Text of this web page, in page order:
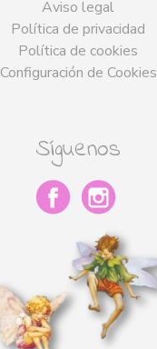
Aviso legal
Política de privacidad
Política de cookies
Configuración de Cookies
Síguenos